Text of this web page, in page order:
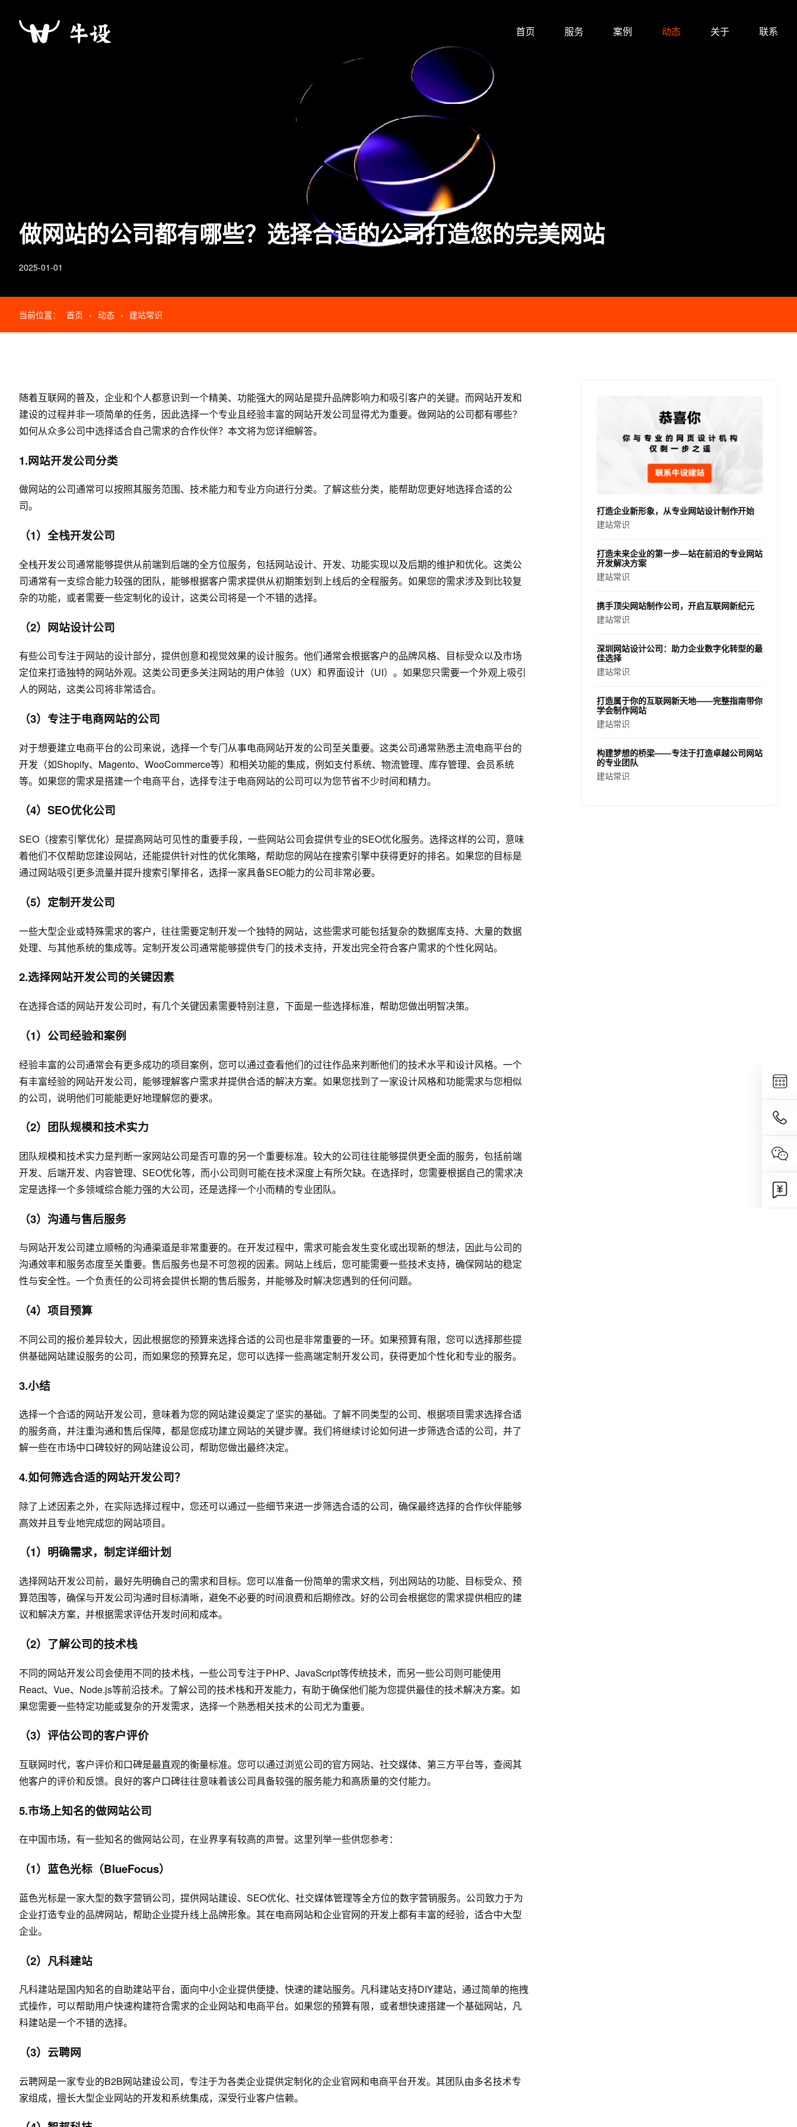
首页 服务 案例 动态 关于 联系
做网站的公司都有哪些？选择合适的公司打造您的完美网站
2025-01-01
当前位置： 首页 › 动态 › 建站常识
打造企业新形象，从专业网站设计制作开始
建站常识
打造未来企业的第一步—站在前沿的专业网站
开发解决方案
建站常识
携手顶尖网站制作公司，开启互联网新纪元
建站常识
深圳网站设计公司：助力企业数字化转型的最
佳选择
建站常识
打造属于你的互联网新天地——完整指南带你
学会制作网站
建站常识
构建梦想的桥梁——专注于打造卓越公司网站
的专业团队
建站常识
随着互联网的普及，企业和个人都意识到一个精美、功能强大的网站是提升品牌影响力和吸引客户的关键。而网站开发和
建设的过程并非一项简单的任务，因此选择一个专业且经验丰富的网站开发公司显得尤为重要。做网站的公司都有哪些？
如何从众多公司中选择适合自己需求的合作伙伴？本文将为您详细解答。
1.网站开发公司分类
做网站的公司通常可以按照其服务范围、技术能力和专业方向进行分类。了解这些分类，能帮助您更好地选择合适的公
司。
（1）全栈开发公司
全栈开发公司通常能够提供从前端到后端的全方位服务，包括网站设计、开发、功能实现以及后期的维护和优化。这类公
司通常有一支综合能力较强的团队，能够根据客户需求提供从初期策划到上线后的全程服务。如果您的需求涉及到比较复
杂的功能，或者需要一些定制化的设计，这类公司将是一个不错的选择。
（2） 网站设计公司
有些公司专注于网站的设计部分，提供创意和视觉效果的设计服务。他们通常会根据客户的品牌风格、目标受众以及市场
定位来打造独特的网站外观。这类公司更多关注网站的用户体验（UX）和界面设计（UI）。如果您只需要一个外观上吸引
人的网站，这类公司将非常适合。
（3）专注于电商网站的公司
对于想要建立电商平台的公司来说，选择一个专门从事电商网站开发的公司至关重要。这类公司通常熟悉主流电商平台的
开发（如Shopify、Magento、WooCommerce等）和相关功能的集成，例如支付系统、物流管理、库存管理、会员系统
等。如果您的需求是搭建一个电商平台，选择专注于电商网站的公司可以为您节省不少时间和精力。
（4）SEO优化公司
SEO（搜索引擎优化）是提高网站可见性的重要手段，一些网站公司会提供专业的SEO优化服务。选择这样的公司，意味
着他们不仅帮助您建设网站，还能提供针对性的优化策略，帮助您的网站在搜索引擎中获得更好的排名。如果您的目标是
通过网站吸引更多流量并提升搜索引擎排名，选择一家具备SEO能力的公司非常必要。
（5）定制开发公司
一些大型企业或特殊需求的客户，往往需要定制开发一个独特的网站，这些需求可能包括复杂的数据库支持、大量的数据
处理、与其他系统的集成等。定制开发公司通常能够提供专门的技术支持，开发出完全符合客户需求的个性化网站。
2.选择网站开发公司的关键因素
在选择合适的网站开发公司时，有几个关键因素需要特别注意，下面是一些选择标准，帮助您做出明智决策。
（1）公司经验和案例
经验丰富的公司通常会有更多成功的项目案例，您可以通过查看他们的过往作品来判断他们的技术水平和设计风格。一个
有丰富经验的网站开发公司，能够理解客户需求并提供合适的解决方案。如果您找到了一家设计风格和功能需求与您相似
的公司，说明他们可能能更好地理解您的要求。
（2）团队规模和技术实力
团队规模和技术实力是判断一家网站公司是否可靠的另一个重要标准。较大的公司往往能够提供更全面的服务，包括前端
开发、后端开发、内容管理、SEO优化等，而小公司则可能在技术深度上有所欠缺。在选择时，您需要根据自己的需求决
定是选择一个多领域综合能力强的大公司，还是选择一个小而精的专业团队。
（3）沟通与售后服务
与网站开发公司建立顺畅的沟通渠道是非常重要的。在开发过程中，需求可能会发生变化或出现新的想法，因此与公司的
沟通效率和服务态度至关重要。售后服务也是不可忽视的因素。网站上线后，您可能需要一些技术支持，确保网站的稳定
性与安全性。一个负责任的公司将会提供长期的售后服务，并能够及时解决您遇到的任何问题。
（4）项目预算
不同公司的报价差异较大，因此根据您的预算来选择合适的公司也是非常重要的一环。如果预算有限，您可以选择那些提
供基础网站建设服务的公司，而如果您的预算充足，您可以选择一些高端定制开发公司，获得更加个性化和专业的服务。
3.小结
选择一个合适的网站开发公司，意味着为您的网站建设奠定了坚实的基础。了解不同类型的公司、根据项目需求选择合适
的服务商，并注重沟通和售后保障，都是您成功建立网站的关键步骤。我们将继续讨论如何进一步筛选合适的公司，并了
解一些在市场中口碑较好的网站建设公司，帮助您做出最终决定。
4.如何筛选合适的网站开发公司？
除了上述因素之外，在实际选择过程中，您还可以通过一些细节来进一步筛选合适的公司，确保最终选择的合作伙伴能够
高效并且专业地完成您的网站项目。
（1）明确需求，制定详细计划
选择网站开发公司前，最好先明确自己的需求和目标。您可以准备一份简单的需求文档，列出网站的功能、目标受众、预
算范围等，确保与开发公司沟通时目标清晰，避免不必要的时间浪费和后期修改。好的公司会根据您的需求提供相应的建
议和解决方案，并根据需求评估开发时间和成本。
（2）了解公司的技术栈
不同的网站开发公司会使用不同的技术栈，一些公司专注于PHP、JavaScript等传统技术，而另一些公司则可能使用
React、Vue、Node.js等前沿技术。了解公司的技术栈和开发能力，有助于确保他们能为您提供最佳的技术解决方案。如
果您需要一些特定功能或复杂的开发需求，选择一个熟悉相关技术的公司尤为重要。
（3）评估公司的客户评价
互联网时代，客户评价和口碑是最直观的衡量标准。您可以通过浏览公司的官方网站、社交媒体、第三方平台等，查阅其
他客户的评价和反馈。良好的客户口碑往往意味着该公司具备较强的服务能力和高质量的交付能力。
5.市场上知名的做网站公司
在中国市场，有一些知名的做网站公司，在业界享有较高的声誉。这里列举一些供您参考：
（1）蓝色光标（BlueFocus）
蓝色光标是一家大型的数字营销公司，提供网站建设、SEO优化、社交媒体管理等全方位的数字营销服务。公司致力于为
企业打造专业的品牌网站，帮助企业提升线上品牌形象。其在电商网站和企业官网的开发上都有丰富的经验，适合中大型
企业。
（2）凡科建站
凡科建站是国内知名的自助建站平台，面向中小企业提供便捷、快速的建站服务。凡科建站支持DIY建站，通过简单的拖拽
式操作，可以帮助用户快速构建符合需求的企业网站和电商平台。如果您的预算有限，或者想快速搭建一个基础网站，凡
科建站是一个不错的选择。
（3）云聘网
云聘网是一家专业的B2B网站建设公司，专注于为各类企业提供定制化的企业官网和电商平台开发。其团队由多名技术专
家组成，擅长大型企业网站的开发和系统集成，深受行业客户信赖。